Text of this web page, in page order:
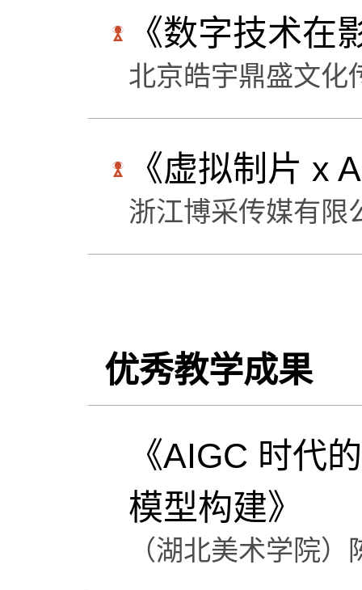
《数字技术在
北京皓宇鼎盛文化
《虚拟制片 x
浙江博采传媒有限
优秀教学成果
《AIGC 时代
模型构建》
（湖北美术学院）